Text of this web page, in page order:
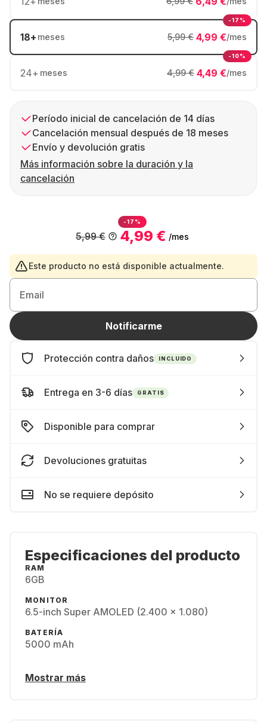
18+ meses 4,99 €/mes
5,99 €
-17%
24+ meses 4,49 €/mes
4,99 €
-10%
Período inicial de cancelación de 14 días
Cancelación mensual después de 18 meses
Envío y devolución gratis
Más información sobre la duración y la
cancelación
-17%
4,99 € /mes
5,99 €
Este producto no está disponible actualmente.
Email
Notificarme
Protección contra daños INCLUIDO
Entrega en 3-6 días GRATIS
Disponible para comprar
Devoluciones gratuitas
No se requiere depósito
Especificaciones del producto
RAM
6GB
MONITOR
6.5-inch Super AMOLED (2.400 x 1.080)
BATERÍA
5000 mAh
Mostrar más